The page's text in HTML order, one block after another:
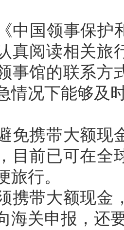
国领事保护和
真阅读相关旅
事馆的联系方
情况下能够及
携带大额现金
目前已可在全
旅行。
带大额现金，
海关申报，还